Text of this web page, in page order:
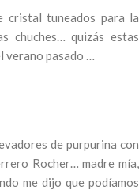
cristal tuneados para la
chuches… quizás estas
verano pasado …
de purpurina con
Rocher… madre mía,
me dijo que podíamos